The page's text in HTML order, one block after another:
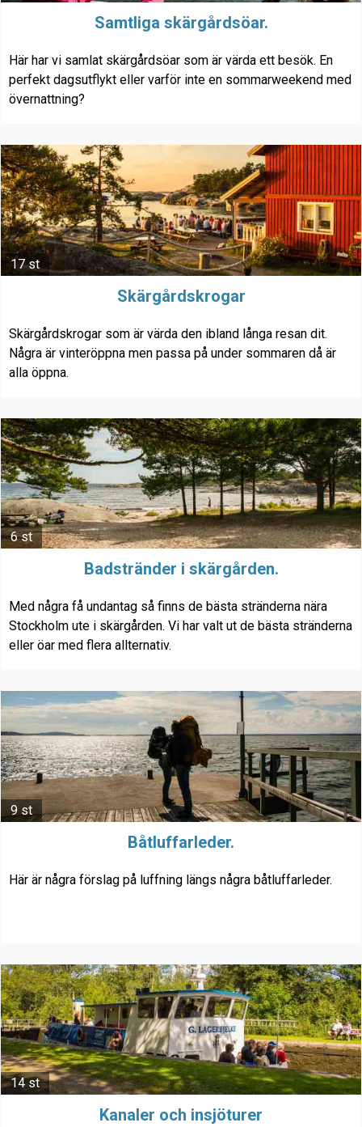
Samtliga skärgårdsöar.
Här har vi samlat skärgårdsöar som är värda ett besök. En
perfekt dagsutflykt eller varför inte en sommarweekend med
övernattning?
17 st
Skärgårdskrogar
Skärgårdskrogar som är värda den ibland långa resan dit.
Några är vinteröppna men passa på under sommaren då är
alla öppna.
6 st
Badstränder i skärgården.
Med några få undantag så finns de bästa stränderna nära
Stockholm ute i skärgården. Vi har valt ut de bästa stränderna
eller öar med flera allternativ.
9 st
Båtluffarleder.
Här är några förslag på luffning längs några båtluffarleder.
14 st
Kanaler och insjöturer